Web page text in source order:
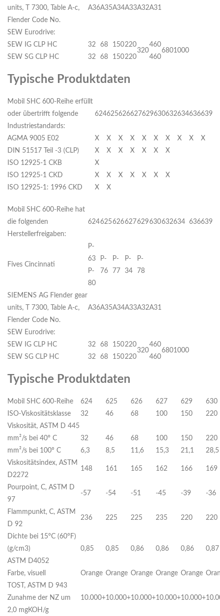
units, T 7300, Table A-c,
Flender Code No.
A36A35A34A33A32A31
SEW Eurodrive:
SEW IG CLP HC
SEW SG CLP HC
32
32
68
68
150
150
220
220
320
460
460
6801000
Typische Produktdaten
Mobil SHC 600-Reihe erfüllt
oder übertrifft folgende
Industriestandards:
624625626627629630632634636639
AGMA 9005 E02 X X X X X X X X X
X
DIN 51517 Teil -3 (CLP)
X X X X X X
X
ISO 12925-1 CKB
X
ISO 12925-1 CKD
X X X X X X
X
ISO 12925-1: 1996 CKD
X X
Mobil SHC 600-Reihe hat
die folgenden
Herstellerfreigaben:
624625626627629630632634 636639
Fives Cincinnati
P-
63
P-
80
P-
76
P-
77
P-
34
P-
78
SIEMENS AG Flender gear
units, T 7300, Table A-c,
Flender Code No.
A36A35A34A33A32A31
SEW Eurodrive:
SEW IG CLP HC
SEW SG CLP HC
32
32
68
68
150
150
220
220
320
460
460
6801000
Typische Produktdaten
Mobil SHC 600-Reihe 624 625 626 627 629
630
ISO-Viskositätsklasse
32 46 68 100 150
220
Viskosität, ASTM D 445
mm²/s bei 40º C
32 46 68 100 150
220
mm²/s bei 100º C
6,3 8,5 11,6 15,3 21,1
28,5
Viskositätsindex, ASTM
D2272
148 161 165 162 166 169
Pourpoint, C, ASTM D
97
-57 -54 -51 -45 -39 -36
Flammpunkt, C, ASTM
D 92
236 225 225 235 220 220
Dichte bei 15°C (60°F)
(g/cm3)
ASTM D4052
0,85 0,85 0,86 0,86 0,86 0,87
Farbe, visuell Orange Orange Orange Orange Orange
TOST, ASTM D 943
Zunahme der NZ um
2,0 mgKOH/g
10.000+10.000+10.000+10.000+10.000+